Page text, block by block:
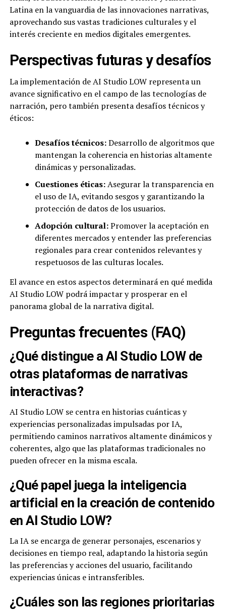
Latina en la vanguardia de las innovaciones narrativas,
aprovechando sus vastas tradiciones culturales y el
interés creciente en medios digitales emergentes.
Perspectivas futuras y desafíos
La implementación de AI Studio LOW representa un
avance significativo en el campo de las tecnologías de
narración, pero también presenta desafíos técnicos y
éticos:
Desafíos técnicos:Desarrollo de algoritmos que
mantengan la coherencia en historias altamente
dinámicas y personalizadas.
Cuestiones éticas:Asegurar la transparencia en
el uso de IA, evitando sesgos y garantizando la
protección de datos de los usuarios.
Adopción cultural:Promover la aceptación en
diferentes mercados y entender las preferencias
regionales para crear contenidos relevantes y
respetuosos de las culturas locales.
El avance en estos aspectos determinará en qué medida
AI Studio LOW podrá impactar y prosperar en el
panorama global de la narrativa digital.
Preguntas frecuentes (FAQ)
¿Qué distingue a AI Studio LOW de
otras plataformas de narrativas
interactivas?
AI Studio LOW se centra en historias cuánticas y
experiencias personalizadas impulsadas por IA,
permitiendo caminos narrativos altamente dinámicos y
coherentes, algo que las plataformas tradicionales no
pueden ofrecer en la misma escala.
¿Qué papel juega la inteligencia
artificial en la creación de contenido
en AI Studio LOW?
La IA se encarga de generar personajes, escenarios y
decisiones en tiempo real, adaptando la historia según
las preferencias y acciones del usuario, facilitando
experiencias únicas e intransferibles.
¿Cuáles son las regiones prioritarias